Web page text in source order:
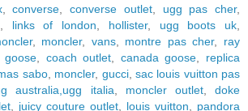
,converse converse outlet, ugg pas cher,
links of london hollister, ugg boots uk
, moncler, vans, montre pas cher, ray
goose coach outlet canada goose
replica
sabo, moncler, gucci, sac louis vuitton pas
australia,ugg italia moncler outlet,doke
juicy couture outlet louis vuitton
pandora